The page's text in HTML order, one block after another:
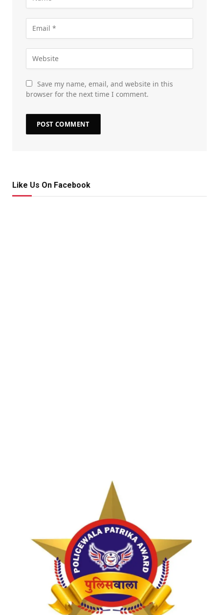
Save my name, email, and website in this
browser for the next time I comment.
Like Us On Facebook